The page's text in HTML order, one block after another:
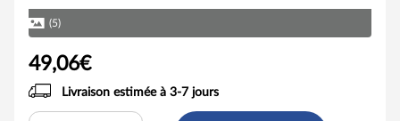
(5)
49,06€
Livraison estimée à 3-7 jours